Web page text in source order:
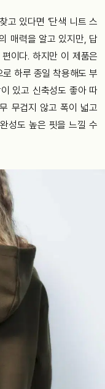
고 있다면 ‘단색 니트 스
매력을 알고 있지만, 답
이다. 하지만 이 제품은
하루 종일 착용해도 부
있고 신축성도 좋아 따
무겁지 않고 폭이 넓고
성도 높은 핏을 느낄 수